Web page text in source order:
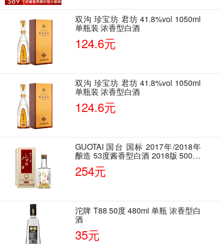
双沟 珍宝坊 君坊 41.8%vol 1050ml
单瓶装 浓香型白酒
124.6元
双沟 珍宝坊 君坊 41.8%vol 1050ml
单瓶装 浓香型白酒
124.6元
GUOTAI 国台 国标 2017年/2018年
酿造 53度酱香型白酒 2018版 500ml
单瓶装
254元
沱牌 T88 50度 480ml 单瓶 浓香型白
酒
35元